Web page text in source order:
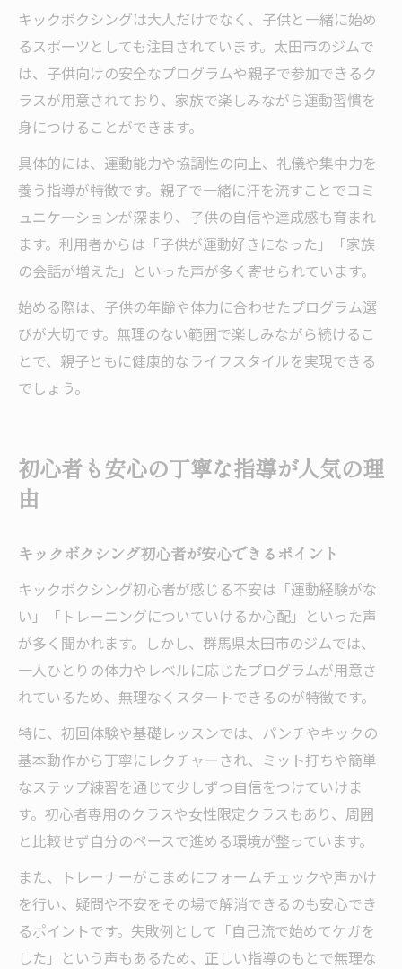
キックボクシングは大人だけでなく、子供と一緒に始め
るスポーツとしても注目されています。太田市のジムで
は、子供向けの安全なプログラムや親子で参加できるク
ラスが用意されており、家族で楽しみながら運動習慣を
身につけることができます。
具体的には、運動能力や協調性の向上、礼儀や集中力を
養う指導が特徴です。親子で一緒に汗を流すことでコミ
ュニケーションが深まり、子供の自信や達成感も育まれ
ます。利用者からは「子供が運動好きになった」「家族
の会話が増えた」といった声が多く寄せられています。
始める際は、子供の年齢や体力に合わせたプログラム選
びが大切です。無理のない範囲で楽しみながら続けるこ
とで、親子ともに健康的なライフスタイルを実現できる
でしょう。
初心者も安心の丁寧な指導が人気の理
由
キックボクシング初心者が安心できるポイント
キックボクシング初心者が感じる不安は「運動経験がな
い」「トレーニングについていけるか心配」といった声
が多く聞かれます。しかし、群馬県太田市のジムでは、
一人ひとりの体力やレベルに応じたプログラムが用意さ
れているため、無理なくスタートできるのが特徴です。
特に、初回体験や基礎レッスンでは、パンチやキックの
基本動作から丁寧にレクチャーされ、ミット打ちや簡単
なステップ練習を通じて少しずつ自信をつけていけま
す。初心者専用のクラスや女性限定クラスもあり、周囲
と比較せず自分のペースで進める環境が整っています。
また、トレーナーがこまめにフォームチェックや声かけ
を行い、疑問や不安をその場で解消できるのも安心でき
るポイントです。失敗例として「自己流で始めてケガを
した」という声もあるため、正しい指導のもとで無理な